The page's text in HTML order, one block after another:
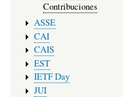
Contribuciones
ASSE
CAI
CAIS
EST
IETF Day
JUI